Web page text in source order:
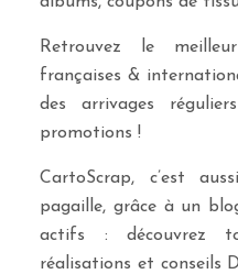
Retrouvez le
françaises &
des arrivages
promotions !
CartoScrap, c’est
pagaille, grâce à un
actifs : découvrez
réalisations et conseils